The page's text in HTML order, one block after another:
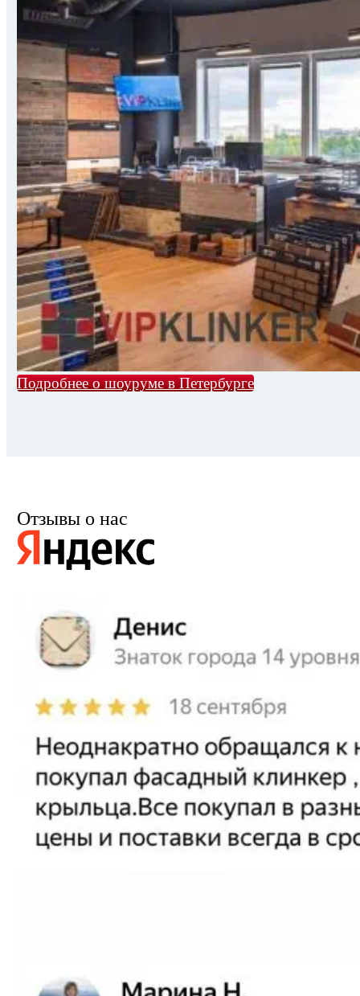
Подробнее о шоуруме в Петербурге
Отзывы о нас